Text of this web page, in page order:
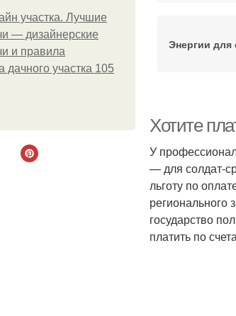
участка. Лучшие
— дизайнерские
и правила
дачного участка 105
Энергии для
Хотите
У
— для солдат-
льготу по
регионального
государство
платить по